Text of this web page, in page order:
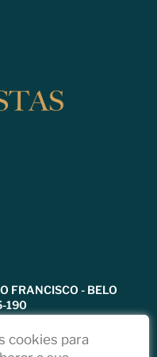
FRANCISCO - BELO
190
cookies para